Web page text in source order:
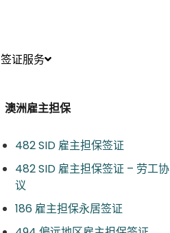
签证服务
澳洲雇主担保
482 SID 雇主担保签证
482 SID 雇主担保签证 – 劳工协
议
186 雇主担保永居签证